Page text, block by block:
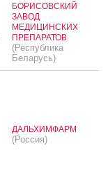
БОРИСОВСКИЙ
ЗАВОД
МЕДИЦИНСКИХ
ПРЕПАРАТОВ
(Республика
Беларусь)
ДАЛЬХИМФАРМ
(Россия)